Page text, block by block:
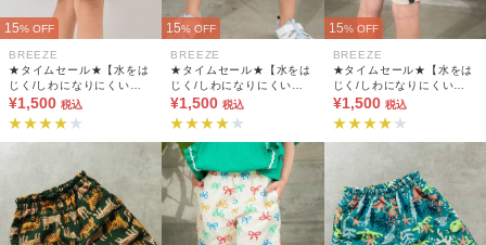
15% OFF
BREEZE
★タイムセール★【水をは
じく/しわになりにくい】
水陸両用パンツ 4分丈_UV
カット/撥水加工
¥1,500 税込
15% OFF
BREEZE
★タイムセール★【水をは
じく/しわになりにくい】
水陸両用パンツ 4分丈_UV
カット/撥水加工
¥1,500 税込
15% OFF
BREEZE
★タイムセール★【水をは
じく/しわになりにくい】
水陸両用パンツ 4分丈_UV
カット/撥水加工
¥1,500 税込